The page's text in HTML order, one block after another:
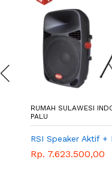
RUMAH SULAWESI
PALU
RSI Speaker Aktif +
Rp. 7.623.500,00